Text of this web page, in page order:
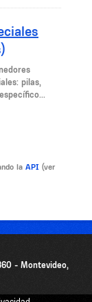
pilas,
la API (ver
- Montevideo,